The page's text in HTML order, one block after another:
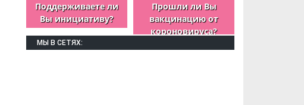
Поддерживаете ли
Вы инициативу?
Прошли ли Вы
вакцинацию от
короновируса?
МЫ В СЕТЯХ: